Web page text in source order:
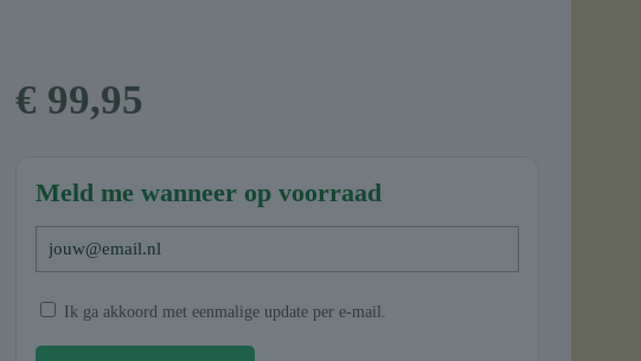
€ 99,95
Meld me wanneer op voorraad
Ik ga akkoord met eenmalige update per e-mail.